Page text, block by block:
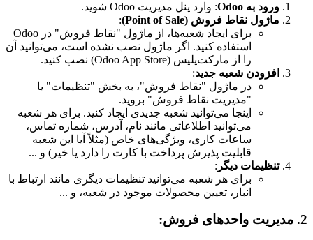
ورود به Odoo
: وارد پنل مدیریت Odoo شوید.
ماژول نقاط فروش (Point of Sale)
:
برای ایجاد شعبه‌ها، از ماژول "نقاط فروش" در Odoo
استفاده کنید. اگر ماژول نصب نشده است، می‌توانید آن
را از مارکت‌پلیس (Odoo App Store) نصب کنید.
افزودن شعبه جدید:
در ماژول "نقاط فروش"، به بخش "تنظیمات" یا
"مدیریت نقاط فروش" بروید.
اینجا می‌توانید شعبه جدیدی ایجاد کنید. برای هر شعبه
می‌توانید اطلاعاتی مانند نام، آدرس، شماره تماس،
ساعات کاری، ویژگی‌های خاص (مثلاً آیا این شعبه
قابلیت پذیرش پرداخت با کارت را دارد یا خیر) و ...
تنظیمات دیگر :
برای هر شعبه می‌توانید تنظیمات دیگری مانند ارتباط با
انبار، تعیین محصولات موجود در شعبه، و ...
2. مدیریت واحدهای فروش: